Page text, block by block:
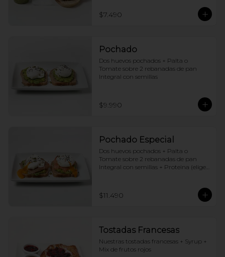
$7.490
Pochado
Dos huevos pochados + Palta o
Tomate sobre 2 rebanadas de pan
Integral con semillas
$9.990
Pochado Especial
Dos huevos pochados + Palta o
Tomate sobre 2 rebanadas de pan
Integral con semillas + Proteina (elige
$11.490
Tostadas Francesas
Nuestras tostadas francesas + Syrup +
Mix de frutos rojos